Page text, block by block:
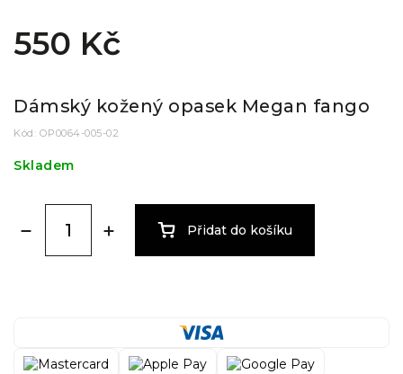
550 Kč
Dámský kožený opasek Megan fango
Kód: OP0064-005-02
Skladem
Přidat do košíku